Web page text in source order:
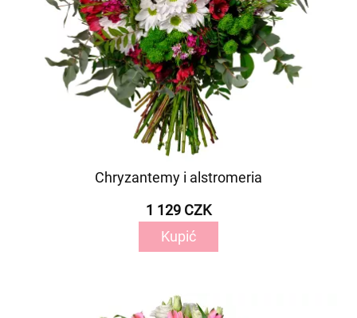
Chryzantemy i alstromeria
1 129 CZK
Kupić